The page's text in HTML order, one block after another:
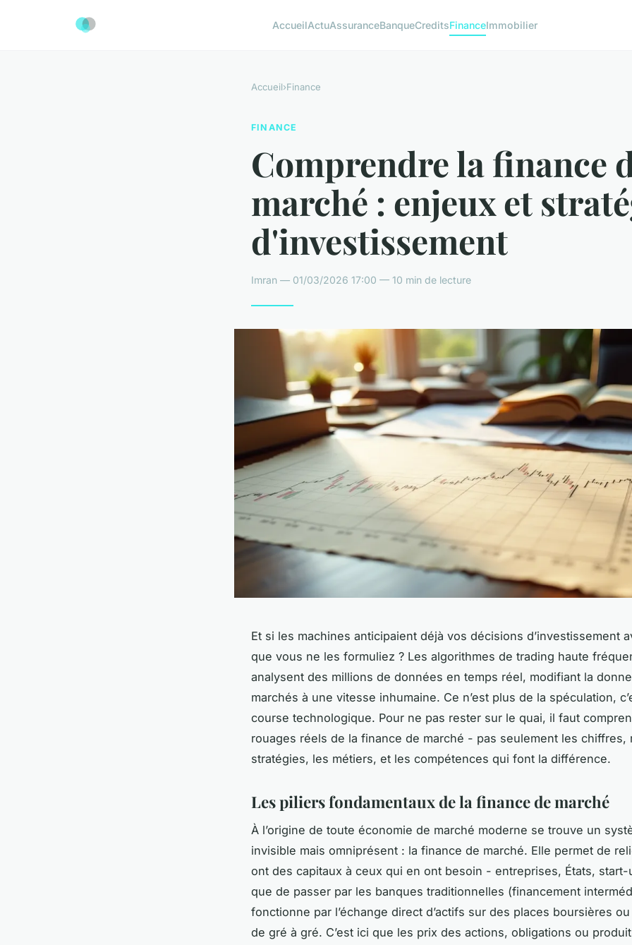
AccueilActuAssuranceBanqueCreditsFinanceImmobilier
Accueil›Finance
FINANCE
Comprendre la finance
marché : enjeux et
d'investissement
Imran — 01/03/2026 17:00 — 10 min de lecture
Et si les machines anticipaient déjà vos décisions d’investissement
que vous ne les formuliez ? Les algorithmes de trading haute
analysent des millions de données en temps réel, modifiant la
marchés à une vitesse inhumaine. Ce n’est plus de la spéculation,
course technologique. Pour ne pas rester sur le quai, il faut
rouages réels de la finance de marché - pas seulement les chiffres,
stratégies, les métiers, et les compétences qui font la différence.
Les piliers fondamentaux de la finance de marché
À l’origine de toute économie de marché moderne se trouve un
invisible mais omniprésent : la finance de marché. Elle permet de
ont des capitaux à ceux qui en ont besoin - entreprises, États, start-
que de passer par les banques traditionnelles (financement
fonctionne par l’échange direct d’actifs sur des places boursières
de gré à gré. C’est ici que les prix des actions, obligations ou